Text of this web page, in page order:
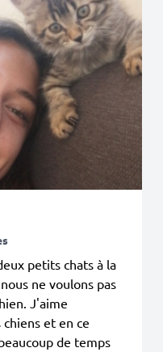
petits chats à la
ne voulons pas
J'aime
chiens et en ce
de temps